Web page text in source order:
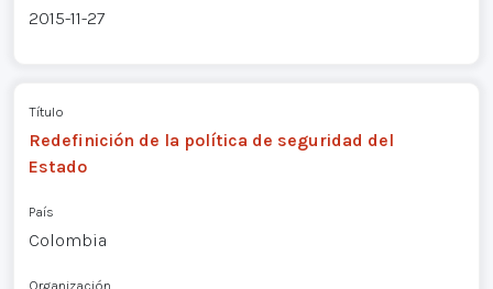
2015-11-27
Título
Redefinición de la política de seguridad del
Estado
País
Colombia
Organización